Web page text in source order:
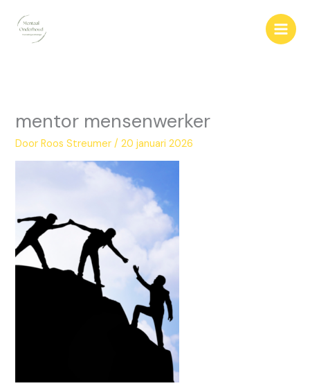
naar
mentor mensenwerker
DoorRoos Streumer/20 januari 2026